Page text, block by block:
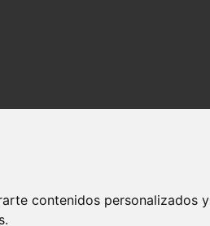
contenidos personalizados y